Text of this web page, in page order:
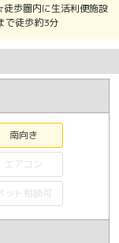
歩圏内に生活利便施設
で徒歩約3分
南向き
エアコン
ット相談可